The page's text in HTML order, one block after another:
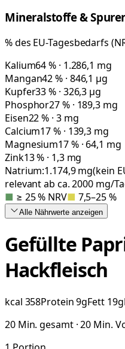
Mineralstoffe &
% des EU-Tagesbedarfs
Kalium64 % · 1.286,1 mg
Mangan42 % · 846,1 µg
Kupfer33 % · 326,3 µg
Phosphor27 % · 189,3 mg
Eisen22 % · 3 mg
Calcium17 % · 139,3 mg
Magnesium17 % · 64,1 mg
Zink13 % · 1,3 mg
Natrium:1.174,9mg(kein
relevant ab ca. 2000 mg/
■ ≥ 25 % NRV■ 7,5–25 %
Alle Nährwerte anzeigen
Gefüllte
Hackfleisch
kcal 358Protein 9gFett 19g
20 Min. gesamt · 20 Min.